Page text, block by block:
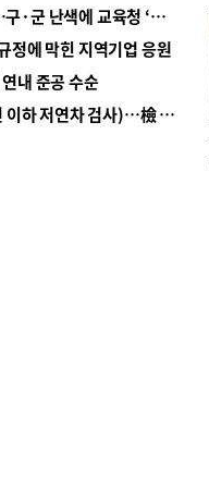
■ 교육혁신선도지 공모 코앞인데…구·군 난색에 교육청 ‘쩔쩔’
에 막힌 지역기업 응원
내 준공 수순
■ 검사 신분 버리고 직급하향(10년 이하 저연차 검사)…檢 중수청행 기피